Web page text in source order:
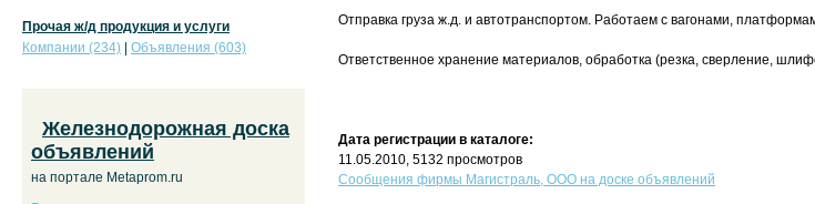
Отправка груза ж.д. и автотранспортом. Работаем с вагонами,
Ответственное хранение материалов, обработка (резка, сверление,
Дата регистрации в каталоге:
11.05.2010, 5132 просмотров
Сообщения фирмы Магистраль, ООО на доске объявлений
Прочая ж/д продукция и услуги
Компании (234)
Объявления (603)
Железнодорожная доска
объявлений
на портале Metaprom.ru